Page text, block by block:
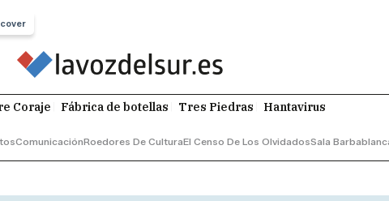
Coraje Fábrica de botellas Tres Piedras Hantavirus
ComunicaciónRoedores De CulturaEl Censo De Los OlvidadosSala